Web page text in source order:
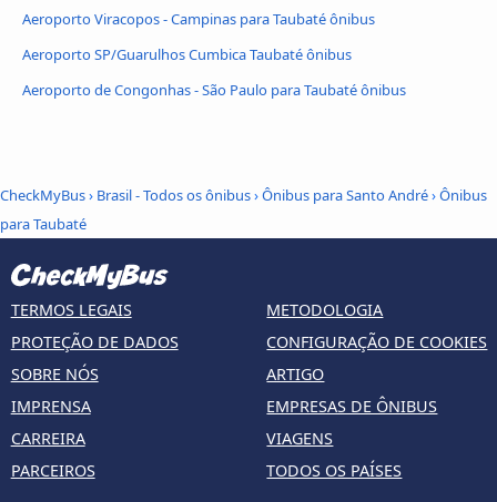
Aeroporto Viracopos - Campinas para Taubaté ônibus
Aeroporto SP/Guarulhos Cumbica Taubaté ônibus
Aeroporto de Congonhas - São Paulo para Taubaté ônibus
CheckMyBus› Brasil - Todos os ônibus›Ônibus para Santo André›Ônibus
para Taubaté
TERMOS LEGAIS
PROTEÇÃO DE DADOS
SOBRE NÓS
IMPRENSA
CARREIRA
PARCEIROS
METODOLOGIA
CONFIGURAÇÃO DE COOKIES
ARTIGO
EMPRESAS DE ÔNIBUS
VIAGENS
TODOS OS PAÍSES